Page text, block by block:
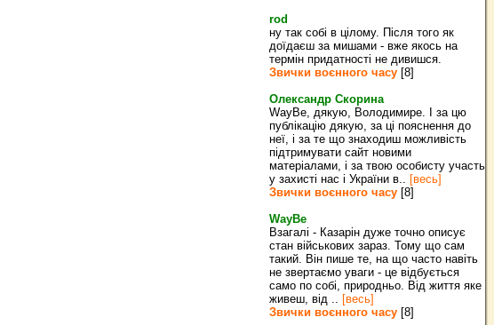
rod
ну так собі в цілому. Після того як
доїдаєш за мишами - вже якось на
термін придатності не дивишся.
Звички воєнного часу [8]
Олександр Скорина
WayBe, дякую, Володимире. І за цю
публікацію дякую, за ці пояснення до
неї, і за те що знаходиш можливість
підтримувати сайт новими
матеріалами, і за твою особисту участь
у захисті нас і України в.. [весь]
Звички воєнного часу [8]
WayBe
Взагалі - Казарін дуже точно описує
стан військових зараз. Тому що сам
такий. Він пише те, на що часто навіть
не звертаємо уваги - це відбується
само по собі, природньо. Від життя яке
живеш, від .. [весь]
Звички воєнного часу [8]